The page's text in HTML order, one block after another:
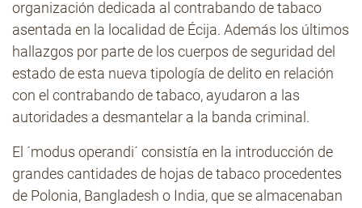
organización dedicada al contrabando de tabaco
asentada en la localidad de Écija. Además los últimos
hallazgos por parte de los cuerpos de seguridad del
estado de esta nueva tipología de delito en relación
con el contrabando de tabaco, ayudaron a las
autoridades a desmantelar a la banda criminal.
El ´modus operandi´ consistía en la introducción de
grandes cantidades de hojas de tabaco procedentes
de Polonia, Bangladesh o India, que se almacenaban